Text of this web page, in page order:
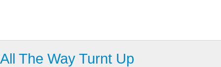
All The Way Turnt Up